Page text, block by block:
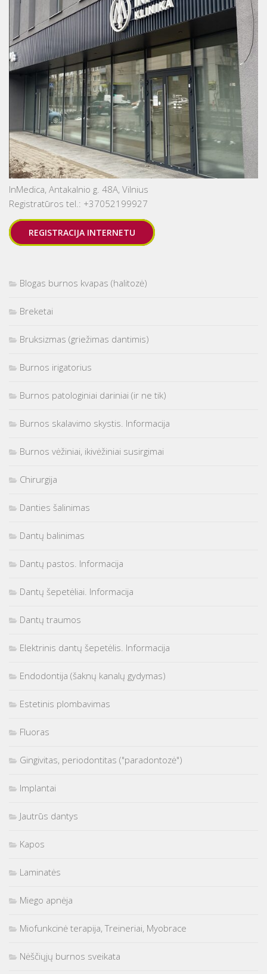
InMedica, Antakalnio g. 48A, Vilnius
Registratūros tel.: +37052199927
REGISTRACIJA INTERNETU
Blogas burnos kvapas (halitozė)
Breketai
Bruksizmas (griežimas dantimis)
Burnos irigatorius
Burnos patologiniai dariniai (ir ne tik)
Burnos skalavimo skystis. Informacija
Burnos vėžiniai, ikivėžiniai susirgimai
Chirurgija
Danties šalinimas
Dantų balinimas
Dantų pastos. Informacija
Dantų šepetėliai. Informacija
Dantų traumos
Elektrinis dantų šepetėlis. Informacija
Endodontija (šaknų kanalų gydymas)
Estetinis plombavimas
Fluoras
Gingivitas, periodontitas ("paradontozė")
Implantai
Jautrūs dantys
Kapos
Laminatės
Miego apnėja
Miofunkcinė terapija, Treineriai, Myobrace
Nėščiųjų burnos sveikata